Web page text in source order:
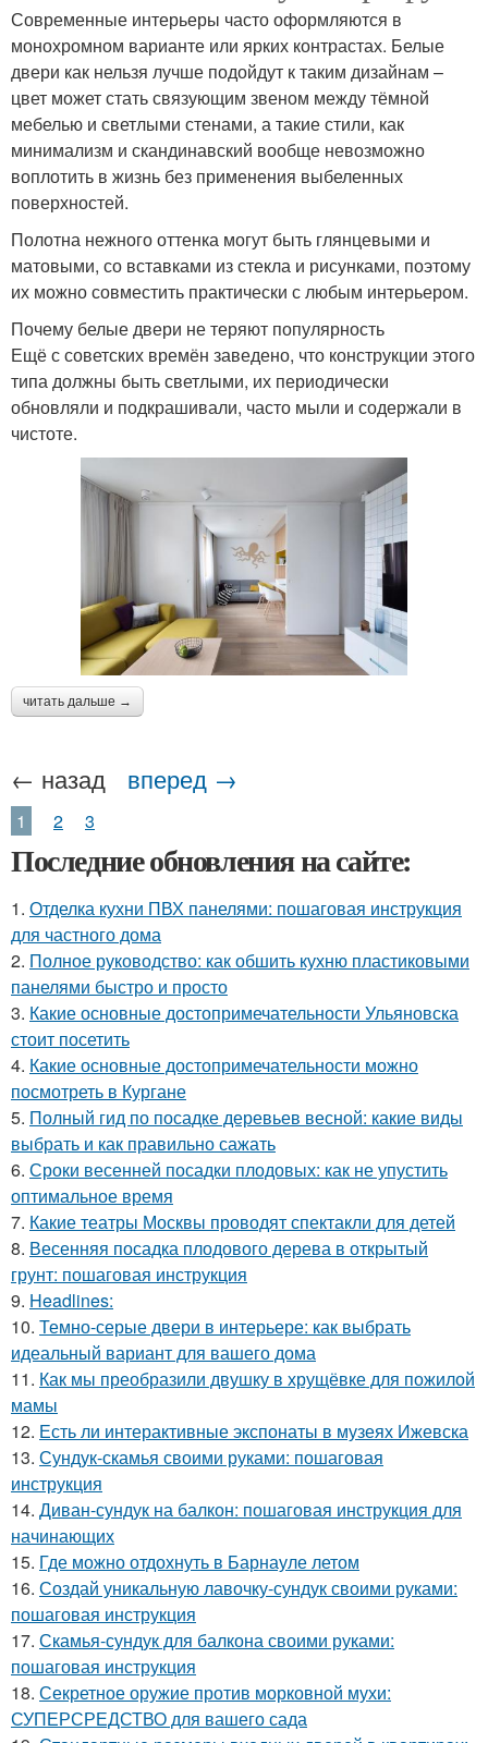
Современные интерьеры часто оформляются в
монохромном варианте или ярких контрастах. Белые
двери как нельзя лучше подойдут к таким дизайнам –
цвет может стать связующим звеном между тёмной
мебелью и светлыми стенами, а такие стили, как
минимализм и скандинавский вообще невозможно
воплотить в жизнь без применения выбеленных
поверхностей.
Полотна нежного оттенка могут быть глянцевыми и
матовыми, со вставками из стекла и рисунками, поэтому
их можно совместить практически с любым интерьером.
Почему белые двери не теряют популярность
Ещё с советских времён заведено, что конструкции этого
типа должны быть светлыми, их периодически
обновляли и подкрашивали, часто мыли и содержали в
чистоте.
читать дальше →
← назад вперед →
1 2 3
Последние обновления на сайте:
1. Отделка кухни ПВХ панелями: пошаговая инструкция
для частного дома
2. Полное руководство: как обшить кухню пластиковыми
панелями быстро и просто
3. Какие основные достопримечательности Ульяновска
стоит посетить
4. Какие основные достопримечательности можно
посмотреть в Кургане
5. Полный гид по посадке деревьев весной: какие виды
выбрать и как правильно сажать
6. Сроки весенней посадки плодовых: как не упустить
оптимальное время
7. Какие театры Москвы проводят спектакли для детей
8. Весенняя посадка плодового дерева в открытый
грунт: пошаговая инструкция
9. Headlines:
10. Темно-серые двери в интерьере: как выбрать
идеальный вариант для вашего дома
11. Как мы преобразили двушку в хрущёвке для пожилой
мамы
12. Есть ли интерактивные экспонаты в музеях Ижевска
13. Сундук-скамья своими руками: пошаговая
инструкция
14. Диван-сундук на балкон: пошаговая инструкция для
начинающих
15. Где можно отдохнуть в Барнауле летом
16. Создай уникальную лавочку-сундук своими руками:
пошаговая инструкция
17. Скамья-сундук для балкона своими руками:
пошаговая инструкция
18. Секретное оружие против морковной мухи:
СУПЕРСРЕДСТВО для вашего сада